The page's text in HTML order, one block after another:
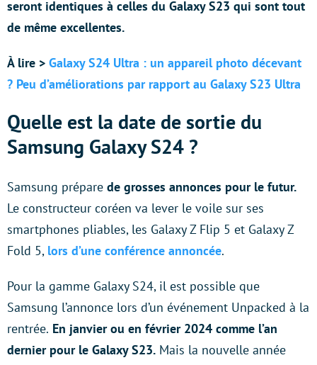
seront identiques à celles du Galaxy S23 qui sont tout
de même excellentes.
À lire > Galaxy S24 Ultra : un appareil photo décevant
? Peu d’améliorations par rapport au Galaxy S23 Ultra
Quelle est la date de sortie du
Samsung Galaxy S24 ?
Samsung prépare de grosses annonces pour le futur.
Le constructeur coréen va lever le voile sur ses
smartphones pliables, les Galaxy Z Flip 5 et Galaxy Z
Fold 5, lors d’une conférence annoncée.
Pour la gamme Galaxy S24, il est possible que
Samsung l’annonce lors d’un événement Unpacked à la
rentrée. En janvier ou en février 2024 comme l’an
dernier pour le Galaxy S23. Mais la nouvelle année